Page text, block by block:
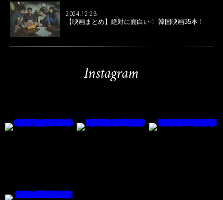
2024.12.23
【映画まとめ】絶対に面白い！ 韓国映画35本！
Instagram